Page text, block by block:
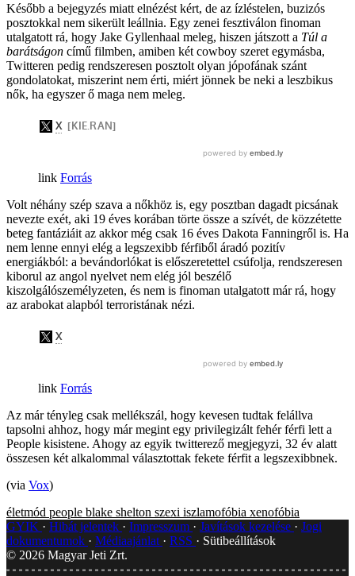
Később a bejegyzés miatt elnézést kért, de az ízléstelen, buzizós
posztokkal nem sikerült leállnia. Egy zenei fesztiválon finoman
utalgatott rá, hogy Jake Gyllenhaal meleg, hiszen játszott a Túl a
barátságon című filmben, amiben két cowboy szeret egymásba,
Twitteren pedig rendszeresen posztolt olyan jópofának szánt
gondolatokat, miszerint nem érti, miért jönnek be neki a leszbikus
nők, ha egyszer ő maga nem meleg.
Forrás
Volt néhány szép szava a nőkhöz is, egy posztban dagadt picsának
nevezte exét, aki 19 éves korában törte össze a szívét, de közzétette
beteg fantáziáit az akkor még csak 16 éves Dakota Fanningről is. Ha
nem lenne ennyi elég a legszexibb férfiből áradó pozitív
energiákból: a bevándorlókat is előszeretettel csúfolja, rendszeresen
kiborul az angol nyelvet nem elég jól beszélő
kiszolgálószemélyzeten, és nem is finoman utalgatott már rá, hogy
az arabokat alapból terroristának nézi.
Forrás
Az már tényleg csak mellékszál, hogy kevesen tudtak felállva
tapsolni ahhoz, hogy már megint egy privilegizált fehér férfi lett a
People kisistene. Ahogy az egyik twitterező megjegyzi, 32 év alatt
összesen két alkalommal választottak fekete férfit a legszexibbnek.
(via Vox)
életmód people blake shelton szexi iszlamofóbia xenofóbia
GYIK
Hibát jelentek Impresszum Javítások kezelése
Jogi
dokumentumok
Médiaajánlat RSS
Sütibeállítások
© 2026 Magyar Jeti Zrt.